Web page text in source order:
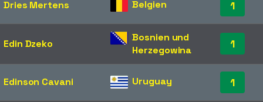
Dries Mertens Belgien 1
Edin Dzeko
Bosnien und
Herzegowina
1
Edinson Cavani Uruguay 1